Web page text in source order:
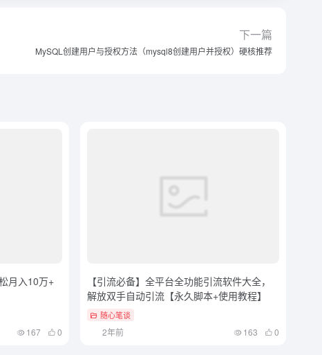
下一篇
MySQL创建用户与授权方法（mysql8创建用户并授权）硬核推荐
月入10万+
167 0
【引流必备】全平台全功能引流软件大全，
解放双手自动引流【永久脚本+使用教程】
随心笔谈
2年前 163 0